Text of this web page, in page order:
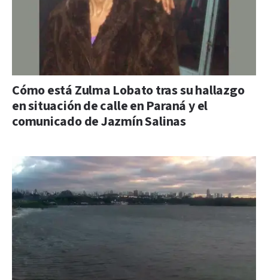
Cómo está Zulma Lobato tras su hallazgo
en situación de calle en Paraná y el
comunicado de Jazmín Salinas